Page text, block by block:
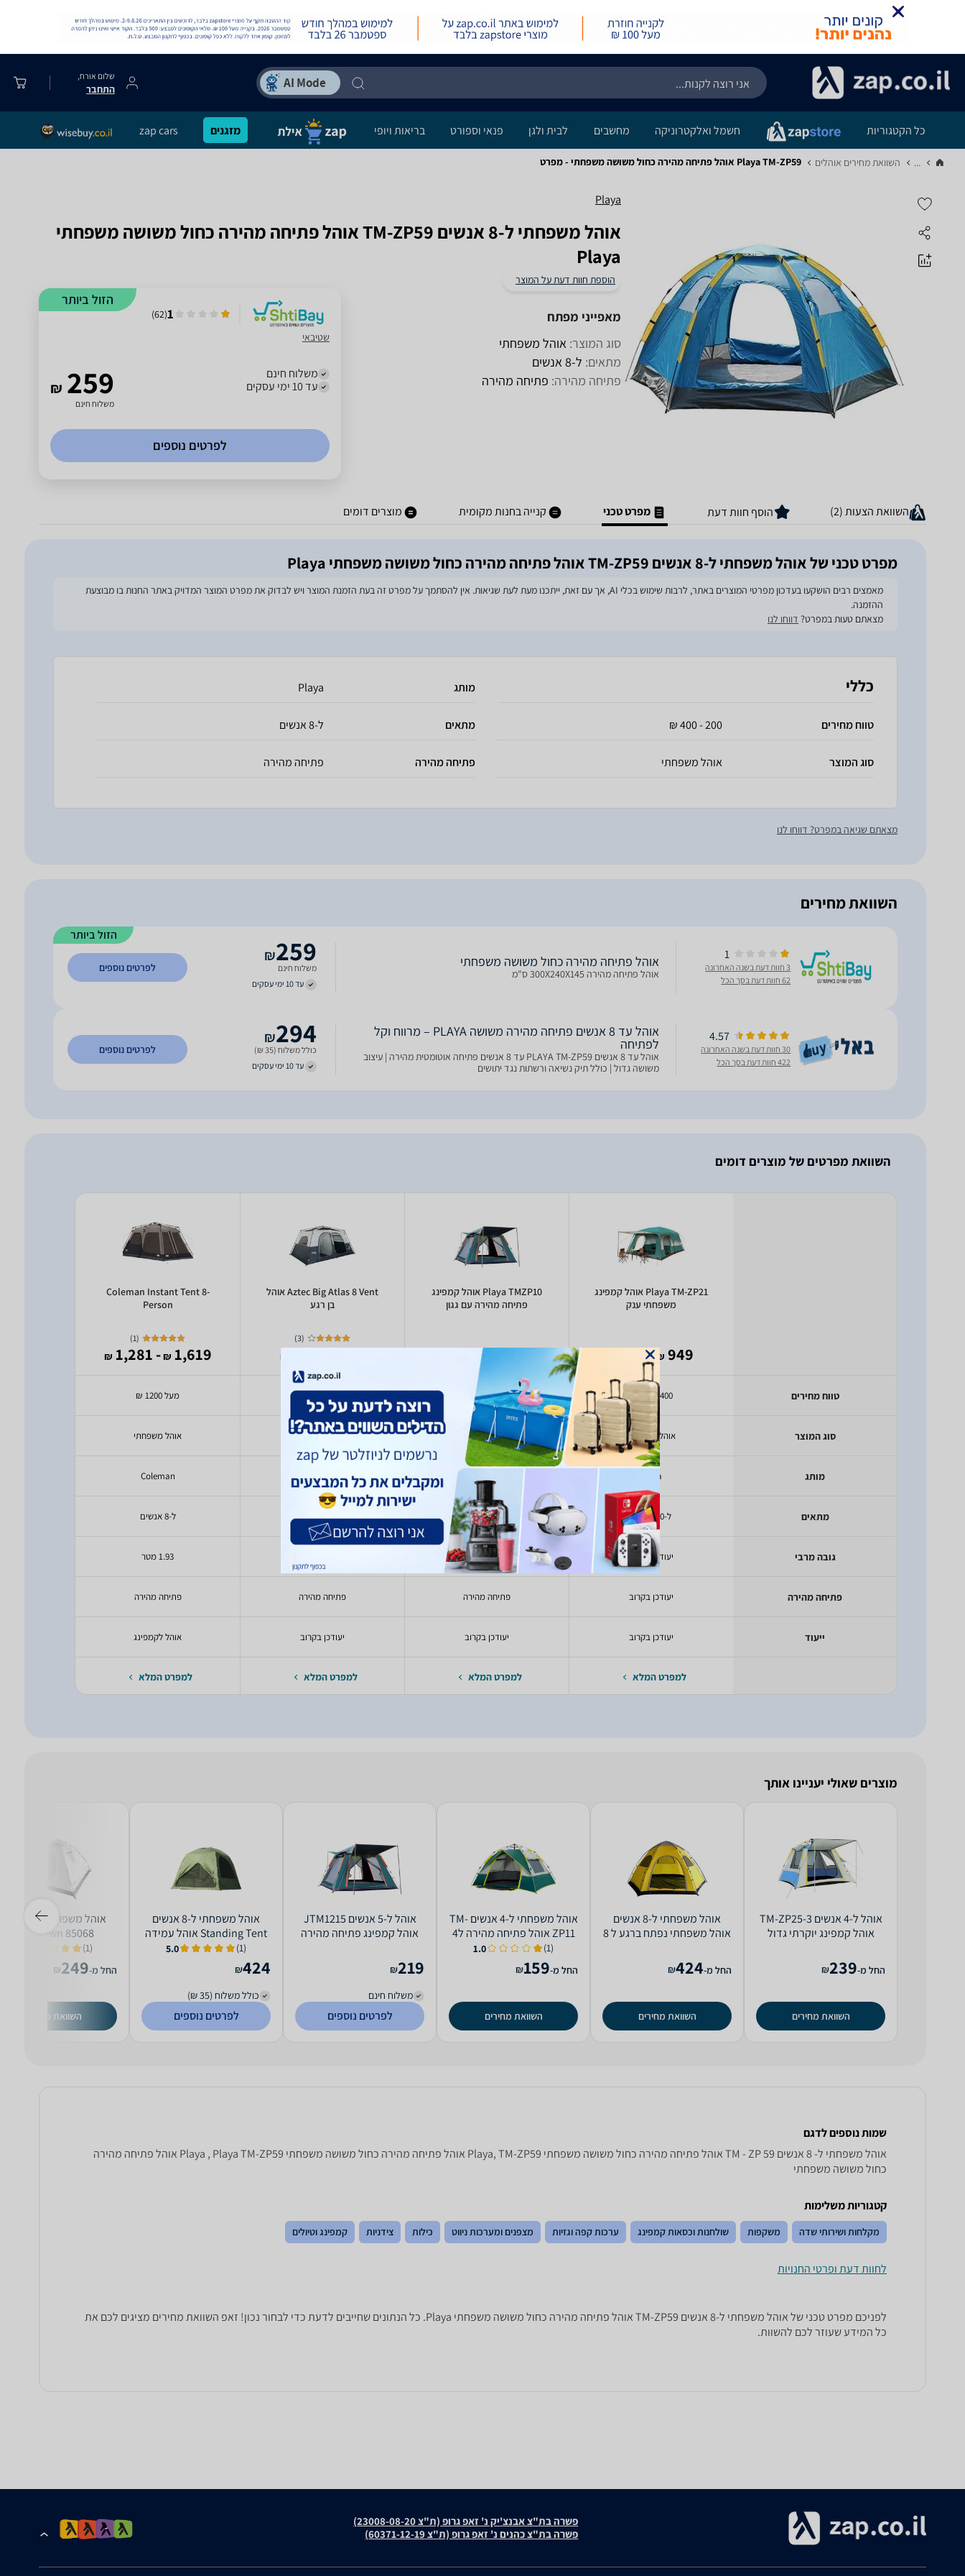
שלום אורח,
התחבר
כל הקטגוריות חשמל ואלקטרוניקה מחשבים לבית ולגן פנאי וספורט בריאות ויופי מזגנים zap cars
... השוואת מחירים אוהלים‏ Playa TM-ZP59 אוהל פתיחה מהירה כחול משושה משפחתי - מפרט
Playa
‏אוהל משפחתי ‏ל-8 אנשים TM-ZP59 אוהל פתיחה מהירה כחול משושה משפחתי
Playa
הוספת חוות דעת על המוצר
מאפייני מפתח
סוג המוצר: אוהל משפחתי
מתאים: ל-8 אנשים
פתיחה מהירה: פתיחה מהירה
הזול ביותר
1
(
62
)
שטיבאי
משלוח חינם
עד 10 ימי עסקים
₪ 259
משלוח חינם
לפרטים נוספים
השוואת הצעות (2) הוסף חוות דעת מפרט טכני קנייה בחנות מקומית מוצרים דומים
מפרט טכני של ‏אוהל משפחתי ‏ל-8 אנשים TM-ZP59 אוהל פתיחה מהירה כחול משושה משפחתי Playa
מאמצים רבים הושקעו בעדכון מפרטי המוצרים באתר, לרבות שימוש בכלי AI, אך עם זאת, ייתכנו מעת לעת שגיאות. אין להסתמך על מפרט זה בעת הזמנת המוצר ויש לבדוק את מפרט המוצר המדויק באתר החנות בו מבוצעת
ההזמנה.
מצאתם טעות במפרט? דווחו לנו
כללי
טווח מחירים 200 - 400 ₪
סוג המוצר אוהל משפחתי
מותג Playa
מתאים ל-8 אנשים
פתיחה מהירה פתיחה מהירה
מצאתם שגיאה במפרט? דווחו לנו
השוואת מחירים
הזול ביותר
1
3 חוות דעת בשנה האחרונה
62 חוות דעת בסך הכל
אוהל פתיחה מהירה כחול משושה משפחתי
אוהל פתיחה מהירה 300X240X145 ס"מ
259
₪
משלוח חינם
עד 10 ימי עסקים
לפרטים נוספים
4.57
30 חוות דעת בשנה האחרונה
422 חוות דעת בסך הכל
אוהל עד 8 אנשים פתיחה מהירה משושה PLAYA – מרווח וקל
לפתיחה
אוהל עד 8 אנשים PLAYA TM-ZP59 עד 8 אנשים פתיחה אוטומטית מהירה | עיצוב
משושה גדול | כולל תיק נשיאה ורשתות נגד יתושים
294
₪
כולל משלוח (35 ₪)
עד 10 ימי עסקים
לפרטים נוספים
השוואת מפרטים של מוצרים דומים
טווח מחירים
סוג המוצר
מותג
מתאים
גובה מרבי
פתיחה מהירה
ייעוד
Playa TM-ZP21 אוהל קמפינג
משפחתי ענק
949
₪
- 599
400 - 600 ₪
אוהל משפחתי
Playa
ל-10 אנשים
יעודכן בקרוב
יעודכן בקרוב
יעודכן בקרוב
למפרט המלא
Playa TMZP10 אוהל קמפינג
פתיחה מהירה עם גגון
214
- 189
עד 200 ₪
אוהל משפחתי
ל-4 אנשים
יעודכן בקרוב
פתיחה מהירה
יעודכן בקרוב
למפרט המלא
Aztec Big Atlas 8 Vent אוהל
בן רגע
(
3
)
838
- 829
₪
אוהל משפחתי
Aztec
ל-8 אנשים
פתיחה מהירה
יעודכן בקרוב
למפרט המלא
Coleman Instant Tent 8-
Person
(
1
)
1,619
₪
- 1,281
₪
מעל 1200 ₪
אוהל משפחתי
Coleman
ל-8 אנשים
1.93 מטר
פתיחה מהירה
אוהל לקמפינג
למפרט המלא
מוצרים שאולי יעניינו אותך
‏אוהל ‏ל-4 אנשים TM-ZP25-3
אוהל קמפינג יוקרתי גדול
החל מ-239
₪
השוואת מחירים
‏אוהל משפחתי ‏ל-8 אנשים
אוהל משפחתי נפתח ברגע ל 8
החל מ-424
₪
השוואת מחירים
‏אוהל משפחתי ‏ל-4 אנשים TM-
ZP11 אוהל פתיחה מהירה ל4
אנשים Playa
(1)
1.0
החל מ-159
₪
השוואת מחירים
‏אוהל ‏ל-5 אנשים JTM1215
אוהל קמפינג פתיחה מהירה
219
₪
משלוח חינם
לפרטים נוספים
‏אוהל משפחתי ‏ל-8 אנשים
Standing Tent אוהל עמידה
(1)
5.0
424
₪
כולל משלוח (35 ₪)
לפרטים נוספים
85068 Camptown
(1)
החל מ-249
₪
השוואת מחירים
שמות נוספים לדגם
‏אוהל משפחתי ‏ל- 8 אנשים TM - ZP 59 אוהל פתיחה מהירה כחול משושה משפחתי Playa, TM-ZP59 אוהל פתיחה מהירה כחול משושה משפחתי Playa , Playa TM-ZP59 אוהל פתיחה מהירה
כחול משושה משפחתי
קטגוריות משלימות
מקלחות ושירותי שדה משקפות שולחנות וכסאות קמפינג ערכות קפה וגזיות מצפנים ומערכות ניווט כילות צידניות קמפינג וטיולים
לחוות דעת ופרטי החנויות
לפניכם מפרט טכני של ‏אוהל משפחתי ‏ל-8 אנשים TM-ZP59 אוהל פתיחה מהירה כחול משושה משפחתי Playa. כל הנתונים שחייבים לדעת כדי לבחור נכון! זאפ השוואת מחירים מציגים לכם את
כל המידע שעוזר לכם להשוות.
פשרה בת"צ אבנצ'יק נ' זאפ גרופ (ת"צ 23008-08-20)
פשרה בת"צ כהנים נ' זאפ גרופ (ת"צ 60371-12-19)